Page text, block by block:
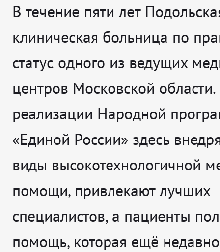
В течение пяти лет
клиническая больница по
статус одного из ведущих
центров Московской
реализации Народной
«Единой России» здесь
виды высокотехнологичной
помощи, привлекают лучших
специалистов, а пациенты
помощь, которая ещё